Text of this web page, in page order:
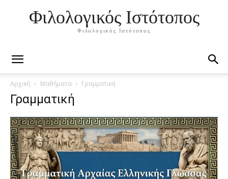
Φιλολογικός Ιστότοπος
Φιλολογικός Ιστότοπος
Αρχική Μαθήματα Γραμματική
Γραμματική